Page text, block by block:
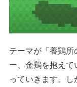
テーマが「養鶏
ー、金鶏を抱え
っていきます。